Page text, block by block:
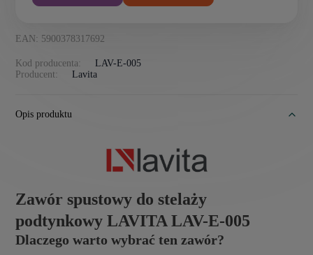
EAN: 5900378317692
Kod producenta:
LAV-E-005
Producent:
Lavita
Opis produktu
Zawór spustowy do stelaży
podtynkowy LAVITA LAV-E-005
Dlaczego warto wybrać ten zawór?